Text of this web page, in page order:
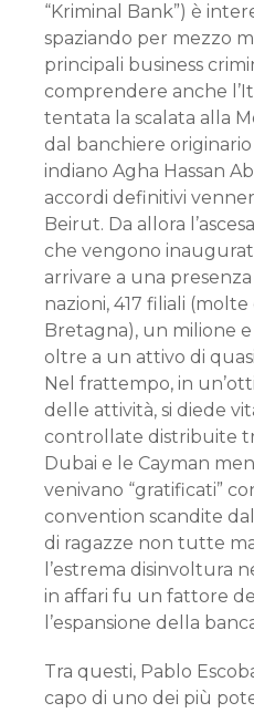
“Kriminal Bank”) è
spaziando per mezzo
principali business
comprendere anche
tentata la scalata alla
dal banchiere
indiano Agha Hassan
accordi definitivi
Beirut. Da allora
che vengono
arrivare a una
nazioni, 417 filiali
Bretagna), un milione
oltre a un attivo di
Nel frattempo, in
delle attività, si diede
controllate distribuite
Dubai e le Cayman
venivano “gratificati”
convention scandite
di ragazze non tutte
l’estrema disinvoltura
in affari fu un fattore
l’espansione della
Tra questi, Pablo
capo di uno dei più